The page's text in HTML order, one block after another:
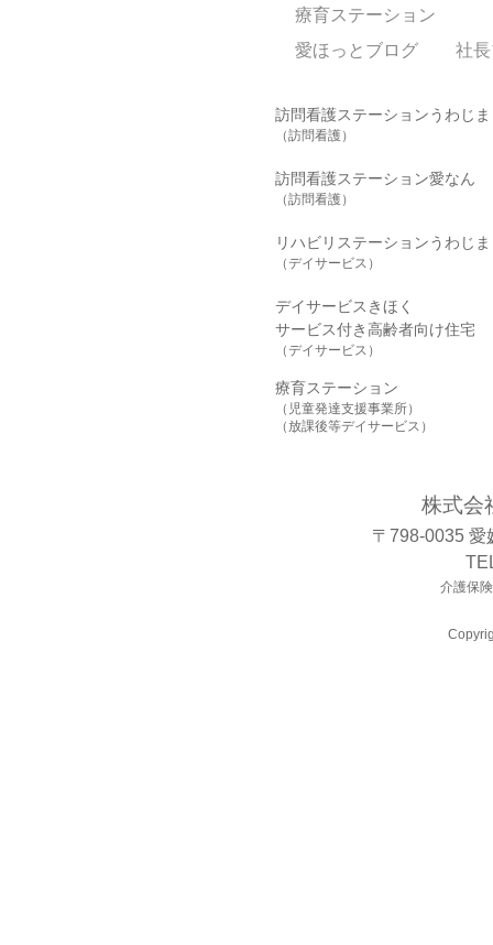
療育ステーション
愛ほっとブログ
社
訪問看護ステーションうわじま
（訪問看護）
訪問看護ステーション愛なん
（訪問看護）
リハビリステーションうわじま
（デイサービス）
デイサービスきほく
サービス付き高齢者向け住宅
（デイサービス）
療育ステーション
（児童発達支援事業所）
（放課後等デイサービス）
株式会
〒798-0035 愛
介護保